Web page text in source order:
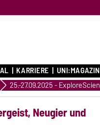
KARRIERE UNI:MAGAZIN
Neugier und